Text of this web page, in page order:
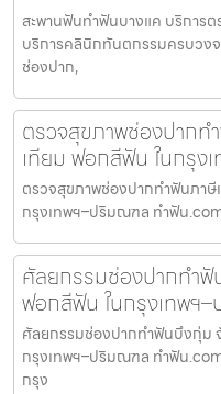
สะพานฟันทำฟันบางแค บริกา
บริการคลินิกทันตกรรมครบวง
ช่องปาก,
ตรวจสุขภาพช่องปาก
เทียม ฟอกสีฟัน ในกรุ
ตรวจสุขภาพช่องปากทำฟันภา
กรุงเทพฯ–ปริมณฑล ทำฟัน
ศัลยกรรมช่องปากทำ
ฟอกสีฟัน ในกรุงเทพฯ
ศัลยกรรมช่องปากทำฟันบึงกุ่ม
กรุงเทพฯ–ปริมณฑล ทำฟัน
กรุง